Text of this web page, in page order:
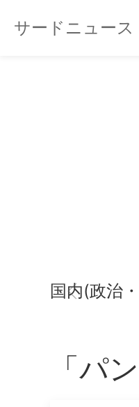
サードニュース
国内(政治
「パ